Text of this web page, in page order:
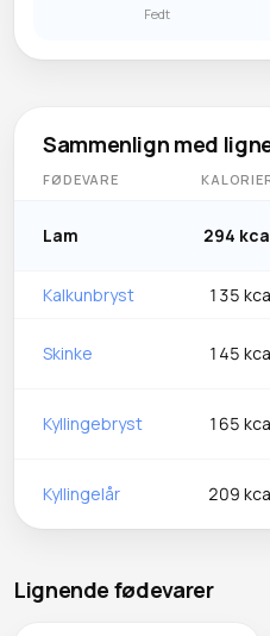
Fedt
Sammenlign med
FØDEVARE
Lam 294
Kalkunbryst 135
Skinke 145
Kyllingebryst 165
Kyllingelår 209
Lignende fødevarer